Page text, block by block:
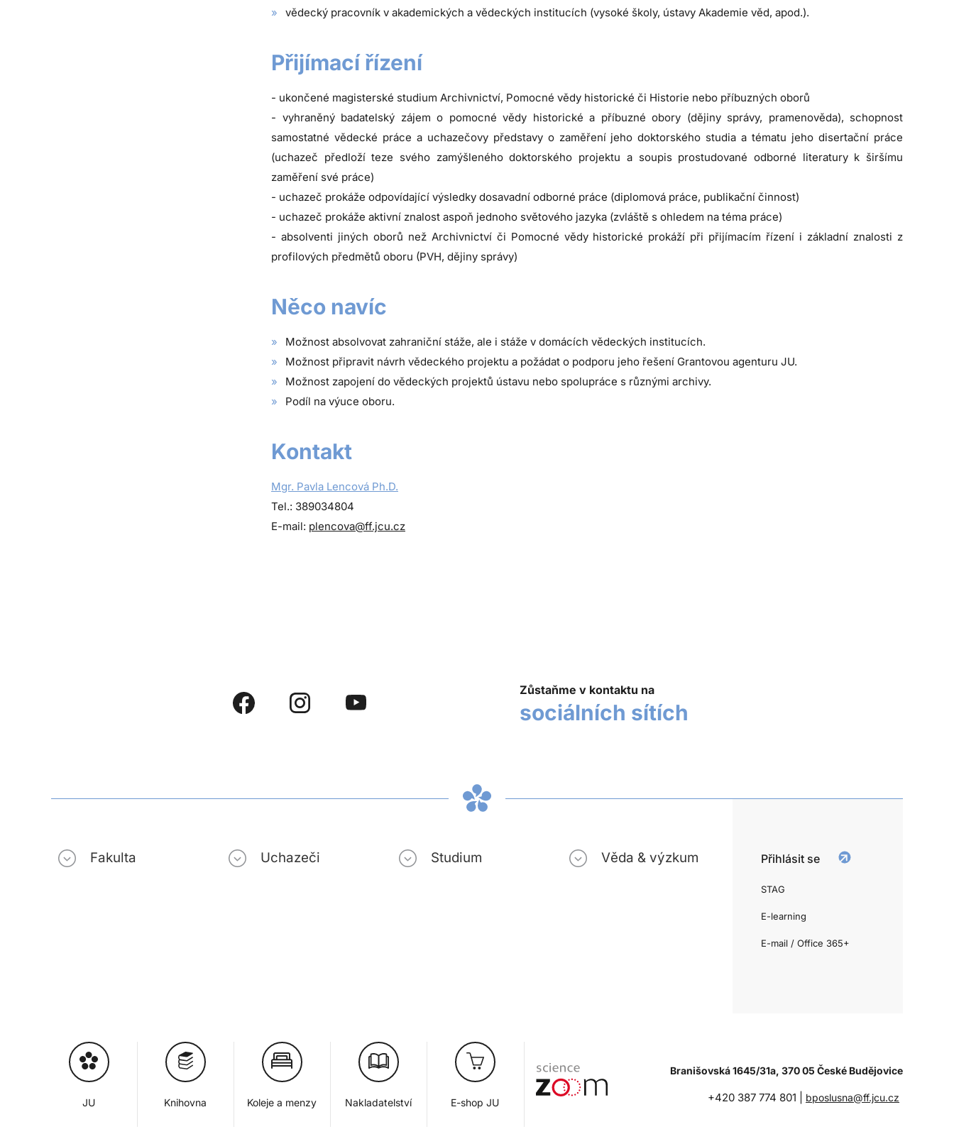
vědecký pracovník v akademických a vědeckých institucích (vysoké školy, ústavy Akademie věd, apod.).
Přijímací řízení
- ukončené magisterské studium Archivnictví, Pomocné vědy historické či Historie nebo příbuzných oborů
- vyhraněný badatelský zájem o pomocné vědy historické a příbuzné obory (dějiny správy, pramenověda), schopnost
samostatné vědecké práce a uchazečovy představy o zaměření jeho doktorského studia a tématu jeho disertační práce
(uchazeč předloží teze svého zamýšleného doktorského projektu a soupis prostudované odborné literatury k širšímu
zaměření své práce)
- uchazeč prokáže odpovídající výsledky dosavadní odborné práce (diplomová práce, publikační činnost)
- uchazeč prokáže aktivní znalost aspoň jednoho světového jazyka (zvláště s ohledem na téma práce)
- absolventi jiných oborů než Archivnictví či Pomocné vědy historické prokáží při přijímacím řízení i základní znalosti z
profilových předmětů oboru (PVH, dějiny správy)
Něco navíc
Možnost absolvovat zahraniční stáže, ale i stáže v domácích vědeckých institucích.
Možnost připravit návrh vědeckého projektu a požádat o podporu jeho řešení Grantovou agenturu JU.
Možnost zapojení do vědeckých projektů ústavu nebo spolupráce s různými archivy.
Podíl na výuce oboru.
Kontakt
Mgr. Pavla Lencová Ph.D.
Tel.: 389034804
E-mail: plencova@ff.jcu.cz
Zůstaňme v kontaktu na
sociálních sítích
Fakulta Uchazeči Studium Věda & výzkum Přihlásit se
STAG
E-learning
E-mail / Office 365+
JU Knihovna Koleje a menzy Nakladatelství E-shop JU
Branišovská 1645/31a, 370 05 České Budějovice
+420 387 774 801 | bposlusna@ff.jcu.cz